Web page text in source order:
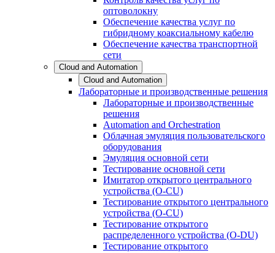
оптоволокну
Обеспечение качества услуг по
гибридному коаксиальному кабелю
Обеспечение качества транспортной
сети
Cloud and Automation
Cloud and Automation
Лабораторные и производственные решения
Лабораторные и производственные
решения
Automation and Orchestration
Облачная эмуляция пользовательского
оборудования
Эмуляция основной сети
Тестирование основной сети
Имитатор открытого центрального
устройства (O-CU)
Тестирование открытого центрального
устройства (O-CU)
Тестирование открытого
распределенного устройства (O-DU)
Тестирование открытого